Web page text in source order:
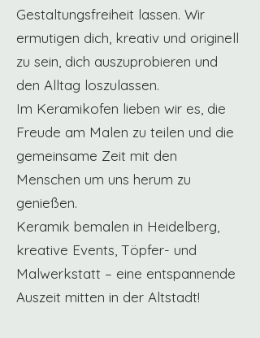
Gestaltungsfreiheit lassen. Wir
ermutigen dich, kreativ und originell
zu sein, dich auszuprobieren und
den Alltag loszulassen.
Im Keramikofen lieben wir es, die
Freude am Malen zu teilen und die
gemeinsame Zeit mit den
Menschen um uns herum zu
genießen.
Keramik bemalen in Heidelberg,
kreative Events, Töpfer- und
Malwerkstatt – eine entspannende
Auszeit mitten in der Altstadt!